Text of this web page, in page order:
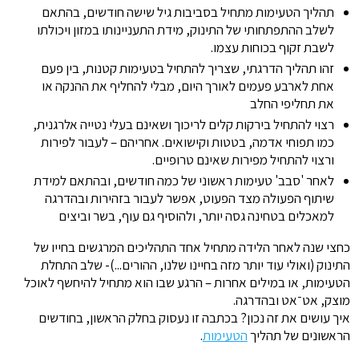
תהליך הטעימות מתחיל בסביבות גיל שישה חודשים, בהתאם
לשלב ההתפתחותי של התינוק, מידת התעניינותו במזון ויכולתו
לשבת זקוף בכוחות עצמו.
זהו תהליך הדרגתי, שצריך להתחיל בטעימות קטנות, בין פעם
אחת לארבע פעמים לאורך היום, מבלי להחליף את ההנקה או
את תחליפי החלב
רצוי להתחיל בירקות קלים לריכוך ושאינם בעלי נטייה אלרגנית,
כמו תפוחי אדמה, בטטות וקישואים. אחריהם – לעבור לפירות
ורצוי להתחיל מפירות שאינם טרופיים.
לאחר 'סבב' טעימות ראשוני של כמה חודשים, ובהתאם למידת
שיתוף הפעולה מצד הפעוט, אפשר לעבור בזהירות ובהדרגה
למאכלים בטחינה גסה יותר, ולהוסיף גם עוף, בשר וביצים
כחצי שנה לאחר הלידה מתחיל אחד התהליכים המרגשים בחייו של
התינוק (ואולי עוד יותר מזה בחיינו שלנו, ההורים...)- שלב התחלת
הטעימות, או במילים אחרות – הרגע שבו הוא מתחיל להיחשף לאוכל
מוצק, אט־אט ובהדרגה.
איך עושים את זה נכון? בכתבה זו נעסוק בחלק הראשון, בחודשים
הראשונים של תהליךהטעימות.